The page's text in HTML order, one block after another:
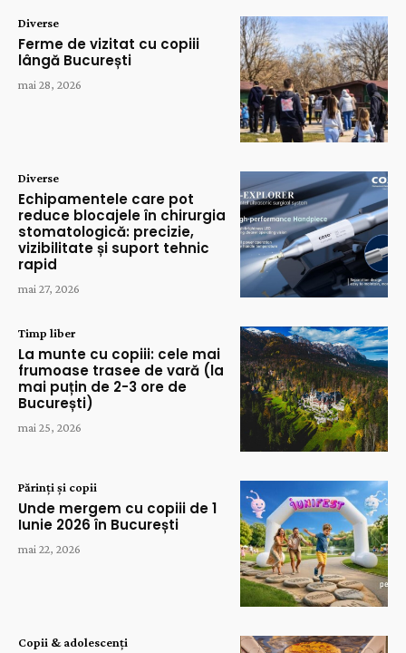
Diverse
Ferme de vizitat cu copiii
lângă București
mai 28, 2026
Diverse
Echipamentele care pot
reduce blocajele în chirurgia
stomatologică: precizie,
vizibilitate și suport tehnic
rapid
mai 27, 2026
Timp liber
La munte cu copiii: cele mai
frumoase trasee de vară (la
mai puțin de 2-3 ore de
București)
mai 25, 2026
Părinți și copii
Unde mergem cu copiii de 1
Iunie 2026 în București
mai 22, 2026
Copii & adolescenți